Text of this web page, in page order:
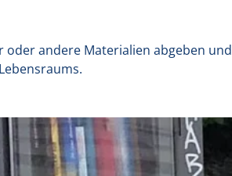
oder andere Materialien abgeben und